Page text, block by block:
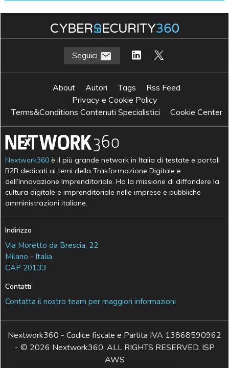
Seguici
About Autori Tags
Rss Feed
Privacy e Cookie Policy
Terms&Conditions Contenuti Specialistici
Cookie Center
Nextwork360 è il più grande network in Italia di testate e portali
B2B dedicati ai temi della Trasformazione Digitale e
dell’Innovazione Imprenditoriale. Ha la missione di diffondere la
cultura digitale e imprenditoriale nelle imprese e pubbliche
amministrazioni italiane.
Indirizzo
Via Moretto da Brescia, 22
Milano - Italia
CAP 20133
Contatti
Contatta il nostro team per maggiori informazioni
Nextwork360 - Codice fiscale e Partita IVA 13868590962
- © 2026 Nextwork360. ALL RIGHTS RESERVED. ISP
AWS